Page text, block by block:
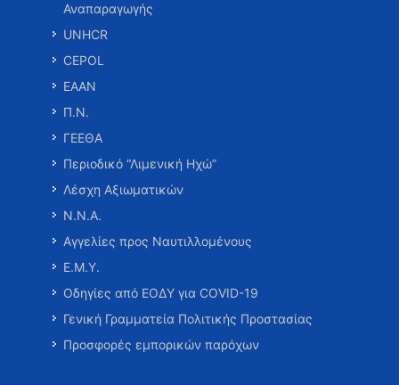
Αναπαραγωγής
UNHCR
CEPOL
ΕΑΑΝ
Π.Ν.
ΓΕΕΘΑ
Περιοδικό “Λιμενική Ηχώ”
Λέσχη Αξιωματικών
Ν.Ν.Α.
Αγγελίες προς Ναυτιλλομένους
Ε.Μ.Υ.
Οδηγίες από ΕΟΔΥ για COVID-19
Γενική Γραμματεία Πολιτικής Προστασίας
Προσφορές εμπορικών παρόχων